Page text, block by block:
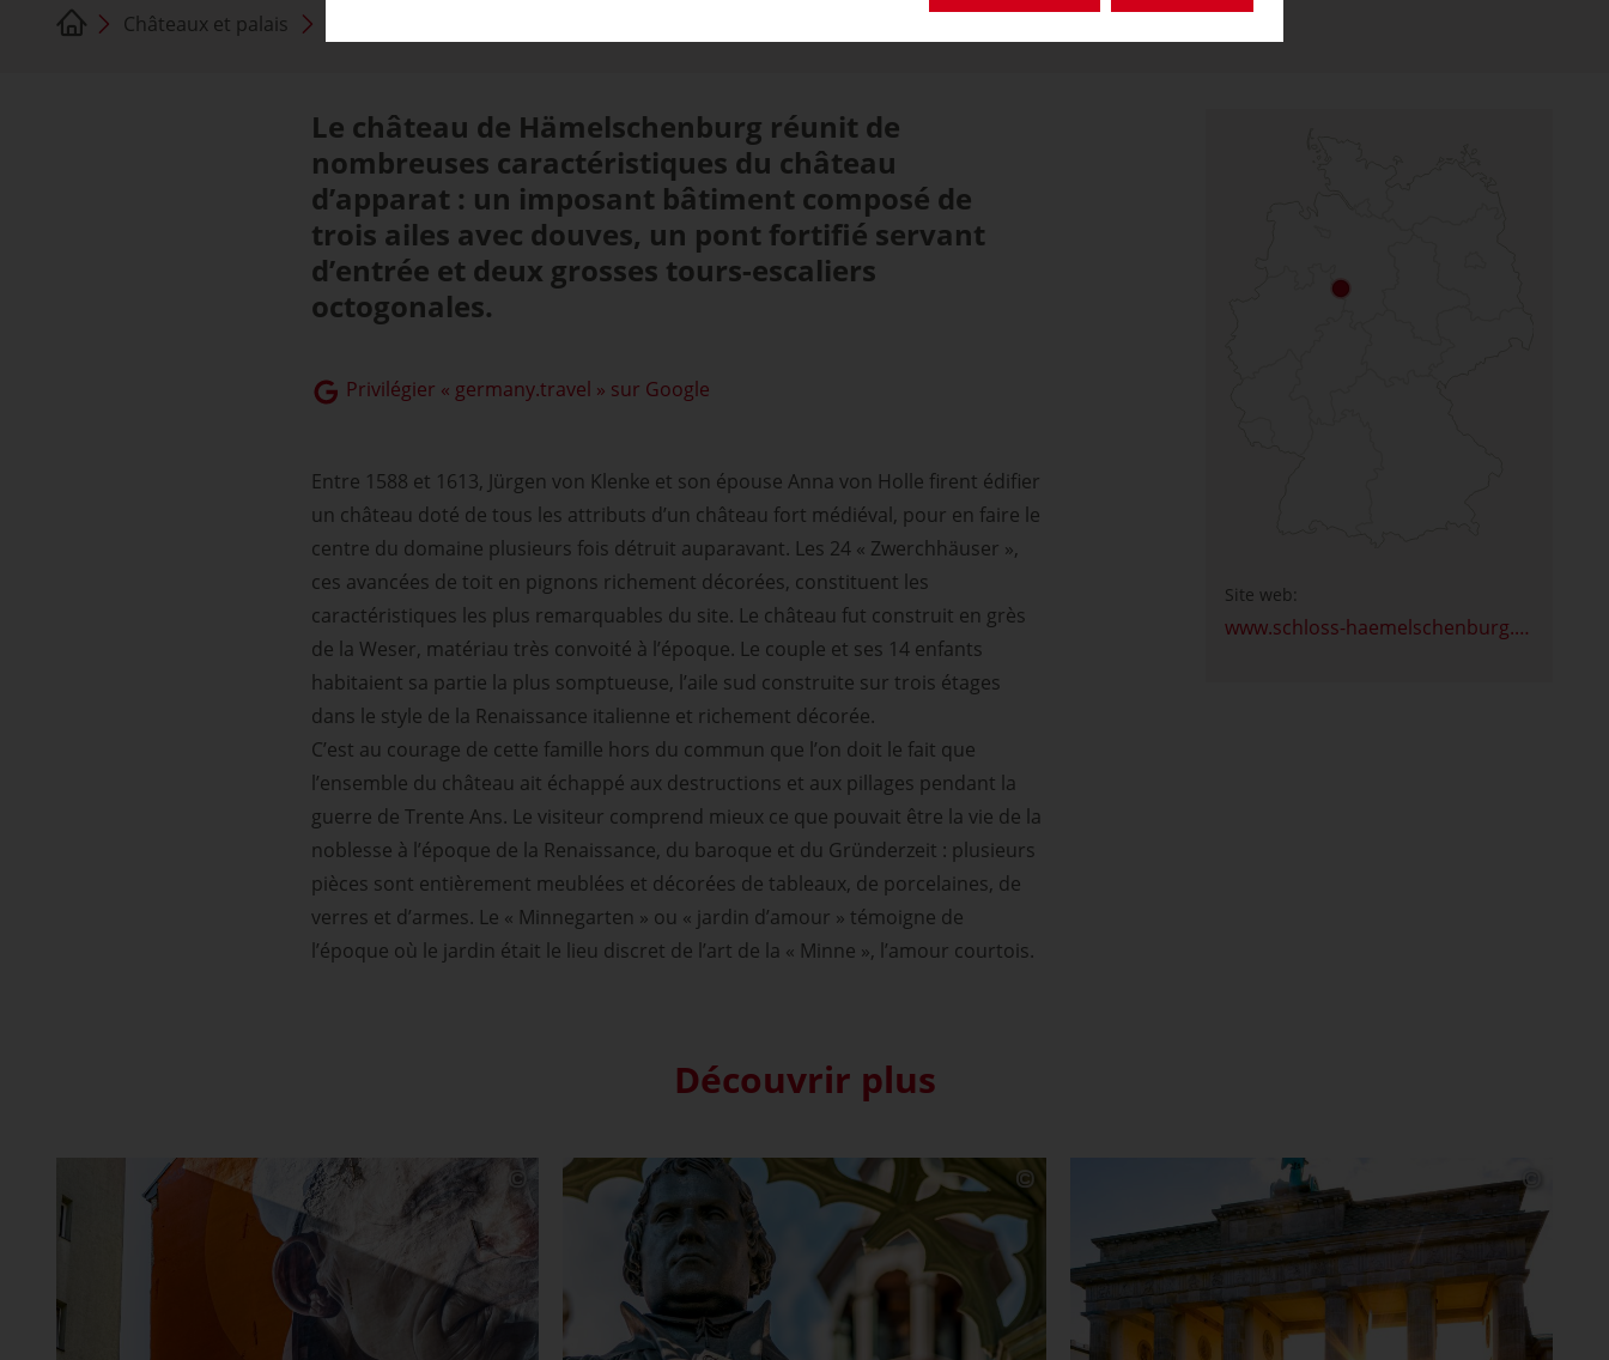
Châteaux et palais
Le château de Hämelschenburg réunit de
nombreuses caractéristiques du château
d’apparat : un imposant bâtiment composé de
trois ailes avec douves, un pont fortifié servant
d’entrée et deux grosses tours-escaliers
octogonales.
Privilégier « germany.travel » sur Google
Entre 1588 et 1613, Jürgen von Klenke et son épouse Anna von Holle firent édifier
un château doté de tous les attributs d’un château fort médiéval, pour en faire le
centre du domaine plusieurs fois détruit auparavant. Les 24 « Zwerchhäuser »,
ces avancées de toit en pignons richement décorées, constituent les
caractéristiques les plus remarquables du site. Le château fut construit en grès
de la Weser, matériau très convoité à l’époque. Le couple et ses 14 enfants
habitaient sa partie la plus somptueuse, l’aile sud construite sur trois étages
dans le style de la Renaissance italienne et richement décorée.
C’est au courage de cette famille hors du commun que l’on doit le fait que
l’ensemble du château ait échappé aux destructions et aux pillages pendant la
guerre de Trente Ans. Le visiteur comprend mieux ce que pouvait être la vie de la
noblesse à l’époque de la Renaissance, du baroque et du Gründerzeit : plusieurs
pièces sont entièrement meublées et décorées de tableaux, de porcelaines, de
verres et d’armes. Le « Minnegarten » ou « jardin d’amour » témoigne de
l’époque où le jardin était le lieu discret de l’art de la « Minne », l’amour courtois.
Site web:
www.schloss-haemelschenburg.de
Découvrir plus